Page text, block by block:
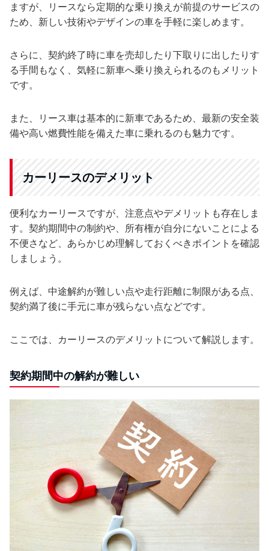
ますが、リースなら定期的な乗り換えが前提のサービスの
ため、新しい技術やデザインの車を手軽に楽しめます。
さらに、契約終了時に車を売却したり下取りに出したりす
る手間もなく、気軽に新車へ乗り換えられるのもメリット
です。
また、リース車は基本的に新車であるため、最新の安全装
備や高い燃費性能を備えた車に乗れるのも魅力です。
カーリースのデメリット
便利なカーリースですが、注意点やデメリットも存在しま
す。契約期間中の制約や、所有権が自分にないことによる
不便さなど、あらかじめ理解しておくべきポイントを確認
しましょう。
例えば、中途解約が難しい点や走行距離に制限がある点、
契約満了後に手元に車が残らない点などです。
ここでは、カーリースのデメリットについて解説します。
契約期間中の解約が難しい